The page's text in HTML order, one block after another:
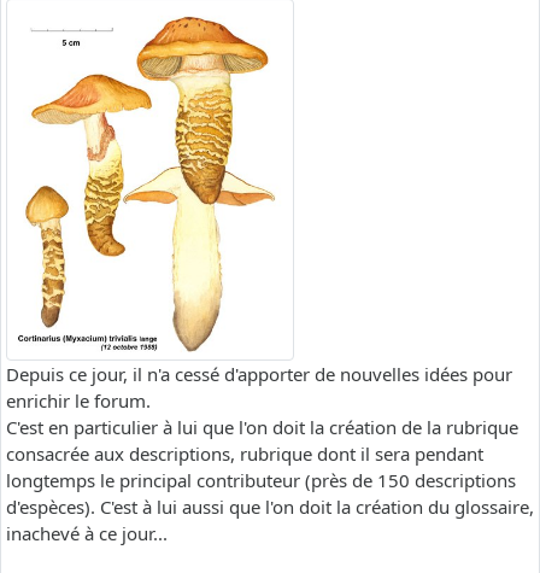
Depuis ce jour, il n'a cessé d'apporter de nouvelles idées pour
enrichir le forum.
C'est en particulier à lui que l'on doit la création de la rubrique
consacrée aux descriptions, rubrique dont il sera pendant
longtemps le principal contributeur (près de 150 descriptions
d'espèces). C'est à lui aussi que l'on doit la création du glossaire,
inachevé à ce jour...